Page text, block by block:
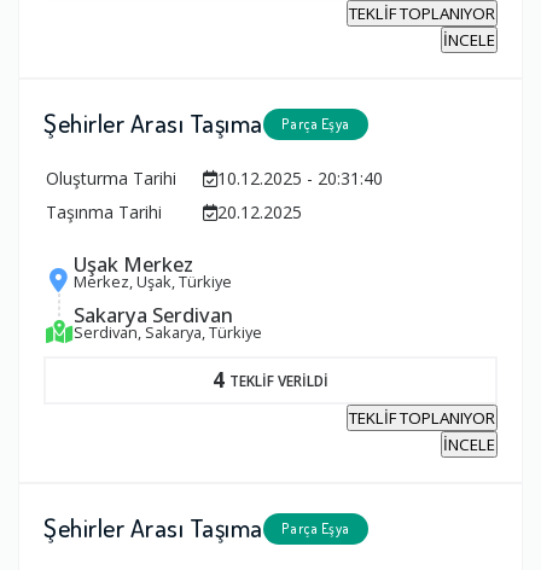
TEKLİF TOPLANIYOR
İNCELE
Şehirler Arası Taşıma Parça Eşya
Oluşturma Tarihi
10.12.2025 - 20:31:40
Taşınma Tarihi
20.12.2025
Uşak Merkez
Merkez, Uşak, Türkiye
Sakarya Serdivan
Serdivan, Sakarya, Türkiye
4 TEKLİF VERİLDİ
TEKLİF TOPLANIYOR
İNCELE
Şehirler Arası Taşıma Parça Eşya